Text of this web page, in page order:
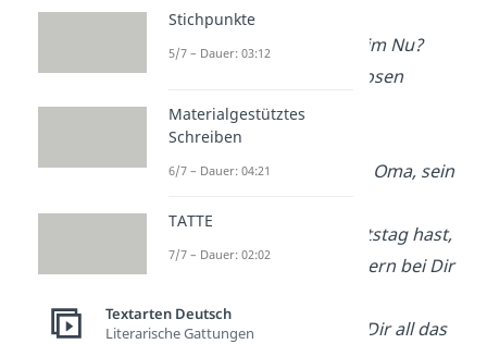
tröstet uns,
macht uns fröhlich im Nu?
Wer flickt unsere Hosen
und kocht so fein?
Das kannst nur du,
unsere fantastische Oma, sein
Da Du heute Geburtstag hast,
bin ich besonders gern bei Dir
Denn nun kann ich Dir all das
Stichpunkte
5/7 – Dauer: 03:12
Materialgestütztes
Schreiben
6/7 – Dauer: 04:21
TATTE
7/7 – Dauer: 02:02
Textarten Deutsch
Literarische Gattungen